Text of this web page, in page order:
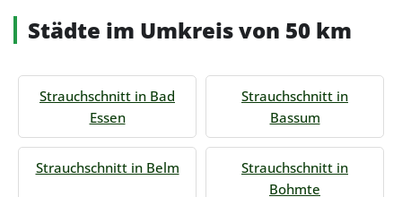
Städte im Umkreis von 50 km
Strauchschnitt in Bad
Essen
Strauchschnitt in
Bassum
Strauchschnitt in Belm
Strauchschnitt in
Bohmte